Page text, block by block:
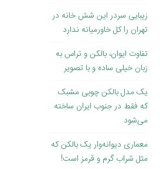
زیبایی سردر این شش خانه در
تهران را کل خاورمیانه ندارد
تفاوت ایوان، بالکن و تراس به
زبان خیلی ساده و با تصویر
یک مدل بالکن چوبی مشبک
که فقط در جنوب ایران ساخته
می‌شود
معماری دیوانه‌وار یک بالکن که
مثل شراب گرم و قرمز است!